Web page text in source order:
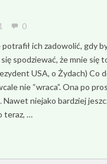
0
ich zadowolić, gdy
spodziewać, że mnie się
USA, o Żydach) Co
nie “wraca”. Ona po
Nawet niejako bardziej
teraz, …